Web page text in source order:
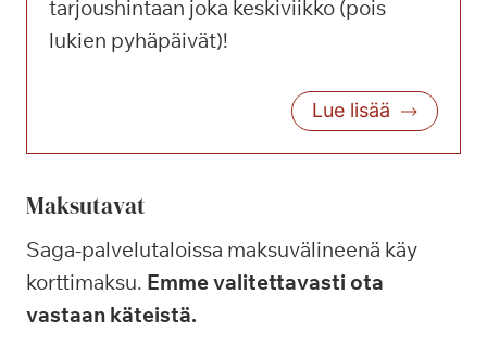
tarjoushintaan joka keskiviikko (pois
lukien pyhäpäivät)!
Lue lisää
Maksutavat
Saga-palvelutaloissa maksuvälineenä käy
korttimaksu. Emme valitettavasti ota
vastaan käteistä.